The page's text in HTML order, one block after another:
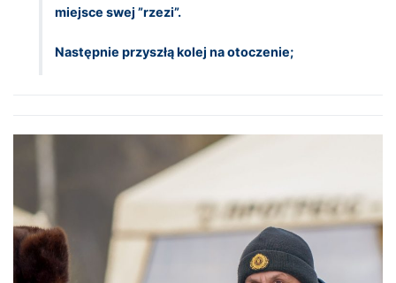
miejsce swej ”rzezi”.
Następnie przyszłą kolej na otoczenie;